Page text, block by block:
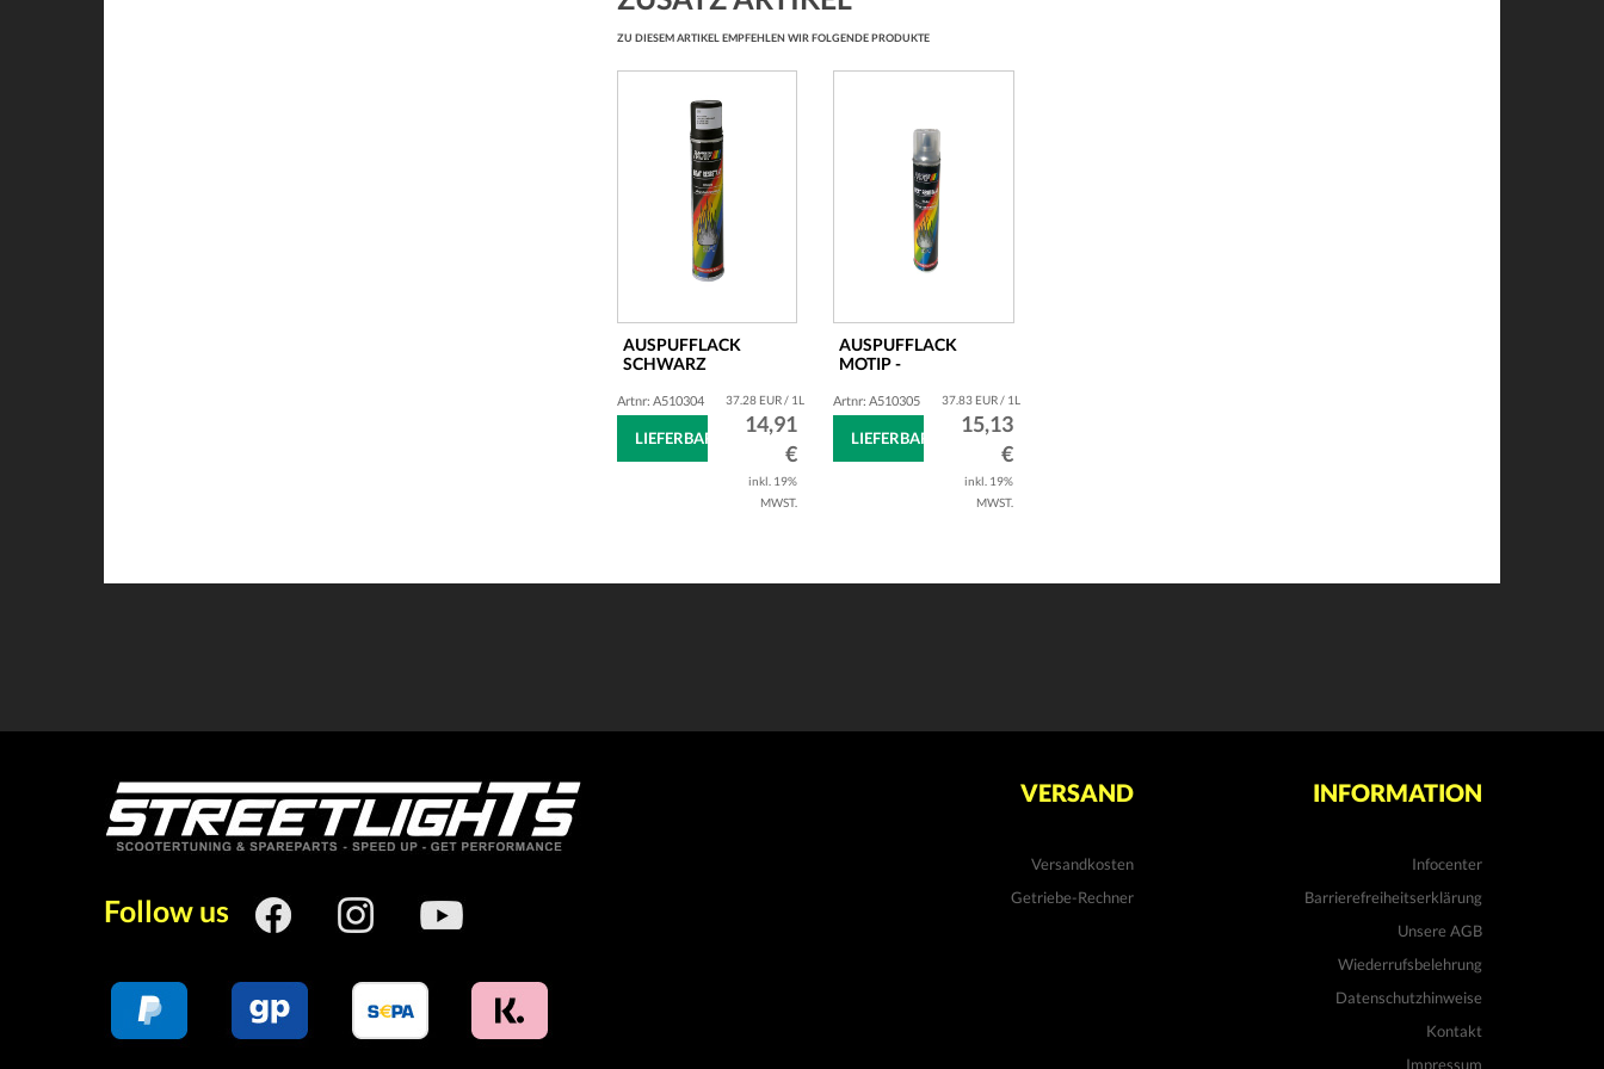
ZU DIESEM ARTIKEL EMPFEHLEN WIR FOLGENDE PRODUKTE
AUSPUFFLACK
SCHWARZ
HITZEBESTÄNDIG...
Artnr: A510304
LIEFERBAR
37.28 EUR / 1L
14,91
€
inkl. 19%
MWST.
AUSPUFFLACK
MOTIP -
400ML -...
Artnr: A510305
LIEFERBAR
37.83 EUR / 1L
15,13
€
inkl. 19%
MWST.
Follow us
VERSAND
Versandkosten
Getriebe-Rechner
INFORMATION
Infocenter
Barrierefreiheitserklärung
Unsere AGB
Wiederrufsbelehrung
Datenschutzhinweise
Kontakt
Impressum